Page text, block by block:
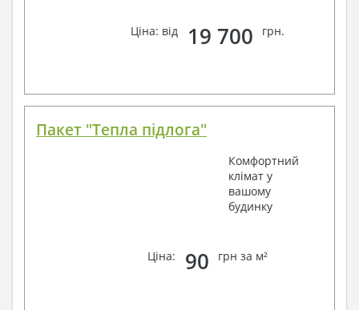
Ціна: від 19 700 грн.
Пакет "Тепла підлога"
Комфортний
клімат у
вашому
будинку
Ціна: 90 грн за м²